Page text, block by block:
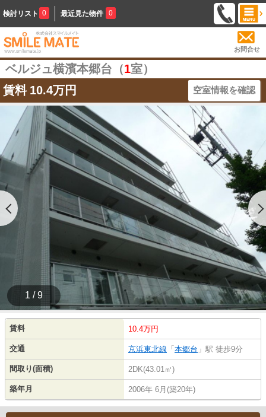
検討リスト 0 最近見た物件 0
お問合せ
ベルジュ横濱本郷台（1室）
賃料 10.4万円 空室情報を確認
1 / 9
賃料 10.4万円
交通 京浜東北線 「 本郷台 」駅 徒歩9分
間取り(面積) 2DK(43.01㎡)
築年月 2006年 6月(築20年)